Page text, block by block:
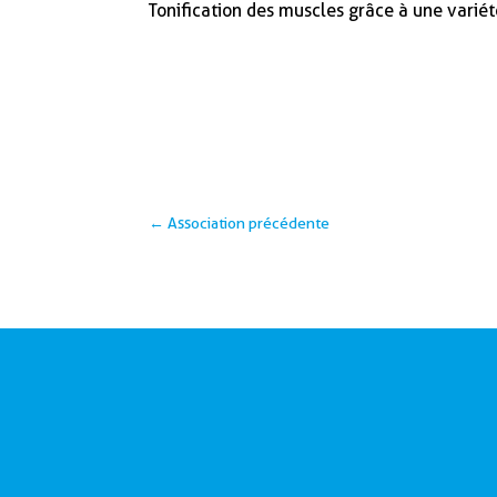
Tonification des muscles grâce à une
←Association précédente